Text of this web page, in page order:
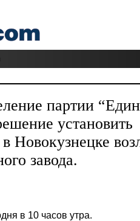
партии
установить
Новокузнецке
завода.
в 10 часов утра.